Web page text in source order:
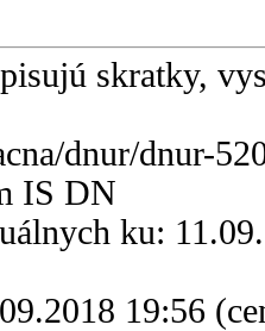
skratky,
dnur/dnur-
IS DN
ku:
19:56